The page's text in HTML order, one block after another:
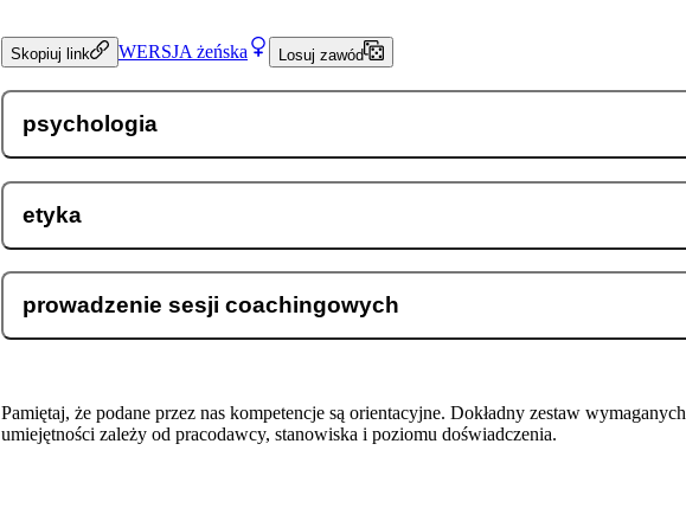
Skopiuj link WERSJA żeńska Losuj zawód
psychologia
etyka
prowadzenie sesji coachingowych
Pamiętaj, że podane przez nas kompetencje są orientacyjne. Dokładny zestaw wymaganych
umiejętności zależy od pracodawcy, stanowiska i poziomu doświadczenia.